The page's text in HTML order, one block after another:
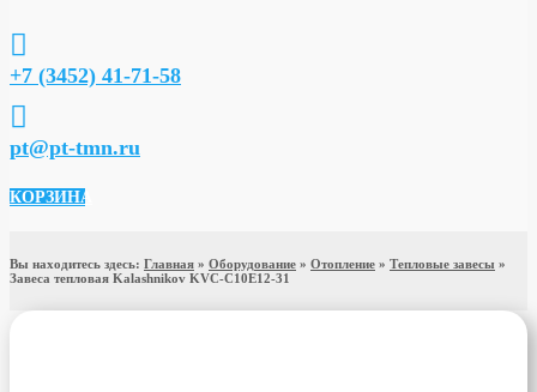

+7 (3452) 41-71-58

pt@pt-tmn.ru
КОРЗИНА
Вы находитесь здесь: Главная » Оборудование » Отопление » Тепловые завесы »
Завеса тепловая Kalashnikov KVC-C10E12-31